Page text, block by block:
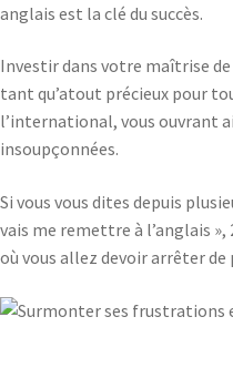
anglais est la clé du succès.
Investir dans votre maîtrise
tant qu’atout précieux pour
l’international, vous ouvrant
insoupçonnées.
Si vous vous dites depuis
vais me remettre à l’anglais »,
où vous allez devoir arrêter